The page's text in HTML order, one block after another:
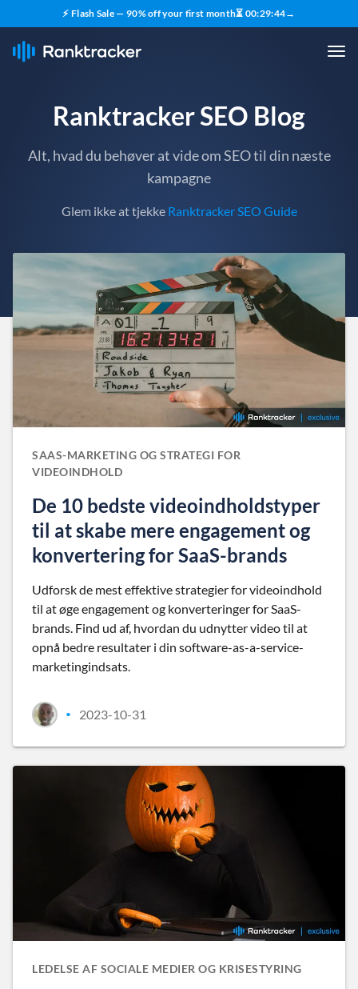
⚡ Flash Sale — 90% off your first month⏳ 00:29:42→
Ranktracker SEO Blog
Alt, hvad du behøver at vide om SEO til din næste
kampagne
Glem ikke at tjekke Ranktracker SEO Guide
SAAS-MARKETING OG STRATEGI FOR
VIDEOINDHOLD
De 10 bedste videoindholdstyper
til at skabe mere engagement og
konvertering for SaaS-brands
Udforsk de mest effektive strategier for videoindhold
til at øge engagement og konverteringer for SaaS-
brands. Find ud af, hvordan du udnytter video til at
opnå bedre resultater i din software-as-a-service-
marketingindsats.
• 2023-10-31
LEDELSE AF SOCIALE MEDIER OG KRISESTYRING